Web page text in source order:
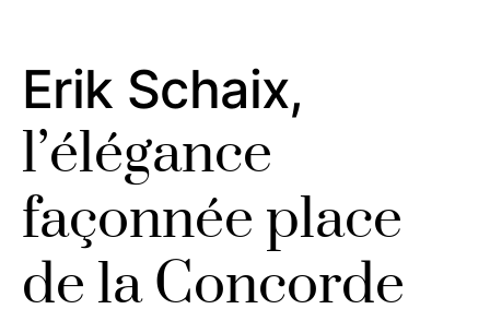
Erik Schaix,
l’élégance
façonnée place
de la Concorde